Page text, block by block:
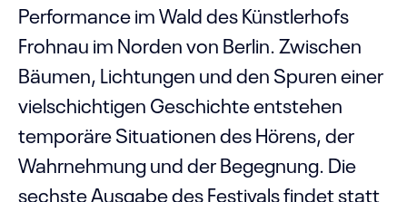
Performance im Wald des Künstlerhofs
Frohnau im Norden von Berlin. Zwischen
Bäumen, Lichtungen und den Spuren einer
vielschichtigen Geschichte entstehen
temporäre Situationen des Hörens, der
Wahrnehmung und der Begegnung. Die
sechste Ausgabe des Festivals findet statt